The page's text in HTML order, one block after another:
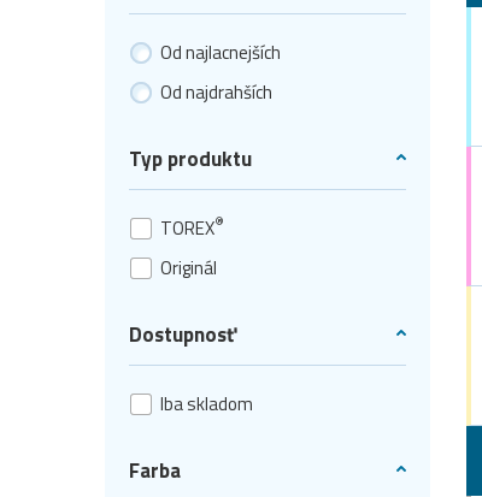
Od najlacnejších
Od najdrahších
Typ produktu
TOREX®
Originál
Dostupnosť
Iba skladom
Farba